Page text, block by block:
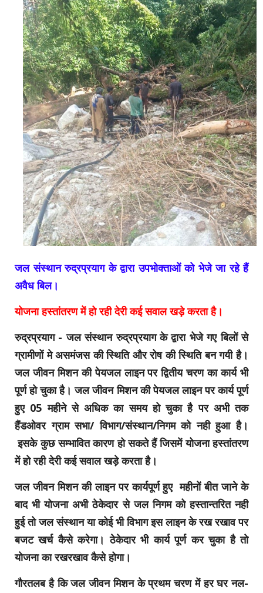
जल संस्थान रुद्रप्रयाग के द्वारा उपभोक्ताओं को भेजे जा रहे हैं
अवैध बिल।
योजना हस्तांतरण में हो रही देरी कई सवाल खड़े करता है।
रुद्रप्रयाग -जल संस्थान रुद्रप्रयाग के द्वारा भेजे गए बिलों से
ग्रामीणों मे असमंजस की स्थिति और रोष की स्थिति बन गयी है।
जल जीवन मिशन की पेयजल लाइन पर द्वितीय चरण का कार्य भी
पूर्ण हो चुका है। जल जीवन मिशन की पेयजल लाइन पर कार्य पूर्ण
हुए 05 महीने से अधिक का समय हो चुका है पर अभी तक
हैंडओवर ग्राम सभा/ विभाग/संस्थान/निगम को नही हुआ है।
इसके कुछ सम्भावित कारण हो सकते हैं जिसमें योजना हस्तांतरण
में हो रही देरी कई सवाल खड़े करता है।
जल जीवन मिशन की लाइन पर कार्यपूर्ण हुए महीनों बीत जाने के
बाद भी योजना अभी ठेकेदार से जल निगम को हस्तान्तरित नही
हुई तो जल संस्थान या कोई भी विभाग इस लाइन के रख रखाव पर
बजट खर्च कैसे करेगा। ठेकेदार भी कार्य पूर्ण कर चुका है तो
योजना का रखरखाव कैसे होगा।
गौरतलब है कि जल जीवन मिशन के प्रथम चरण में हर घर नल-